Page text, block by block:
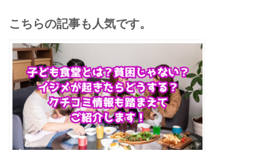
こちらの記事も人気です。